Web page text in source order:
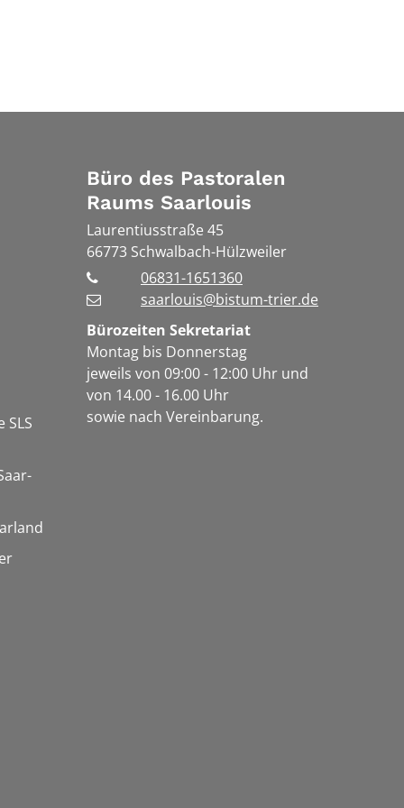
Büro des Pastoralen
Raums Saarlouis
Laurentiusstraße 45
66773 Schwalbach-Hülzweiler
06831-1651360
saarlouis@bistum-trier.de
Bürozeiten Sekretariat
Montag bis Donnerstag
jeweils von 09:00 - 12:00 Uhr und
von 14.00 - 16.00 Uhr
sowie nach Vereinbarung.